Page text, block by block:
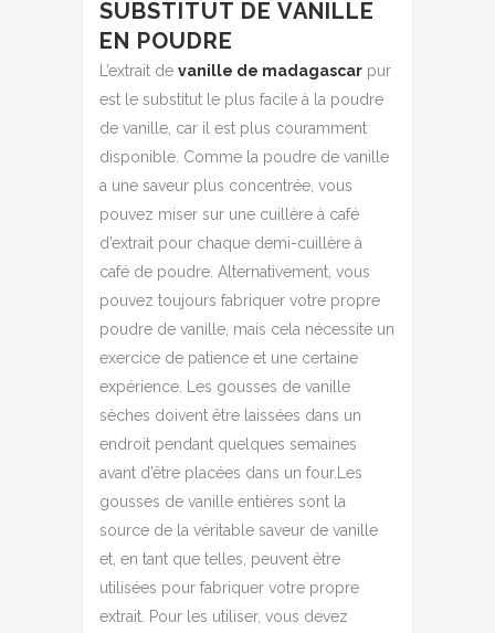
SUBSTITUT DE VANILLE
EN POUDRE
L’extrait de vanille de madagascar pur
est le substitut le plus facile à la poudre
de vanille, car il est plus couramment
disponible. Comme la poudre de vanille
a une saveur plus concentrée, vous
pouvez miser sur une cuillère à café
d’extrait pour chaque demi-cuillère à
café de poudre. Alternativement, vous
pouvez toujours fabriquer votre propre
poudre de vanille, mais cela nécessite un
exercice de patience et une certaine
expérience. Les gousses de vanille
sèches doivent être laissées dans un
endroit pendant quelques semaines
avant d’être placées dans un four.Les
gousses de vanille entières sont la
source de la véritable saveur de vanille
et, en tant que telles, peuvent être
utilisées pour fabriquer votre propre
extrait. Pour les utiliser, vous devez